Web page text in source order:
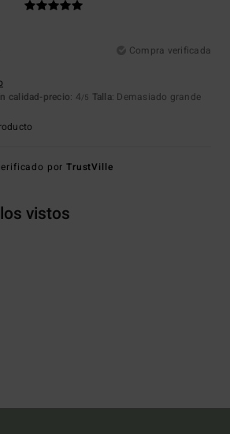
Compra verificada
calidad-precio: 4/5 Talla: Demasiado grande
porTrustVille
vistos